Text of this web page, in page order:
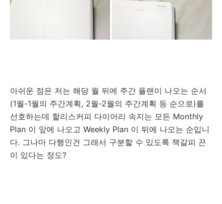
아쉬운 점은 저는 해당 월 뒤에 주간 플랜이 나오는 순서
(1월-1월의 주간계획, 2월-2월의 주간계획 등 순으로)를
선호하는데 할리스커피 다이어리 속지는 모든 Monthly
Plan 이 앞에 나오고 Weekly Plan 이 뒤에 나오는 순입니
다. 그나마 다행인건 그래서 구분할 수 있도록 책갈피 끈
이 있다는 정도?